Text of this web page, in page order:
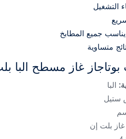
التشغيل
جميع المطابخ
متساوية
غاز مسطح البا
البا
ستيل
بلت إن